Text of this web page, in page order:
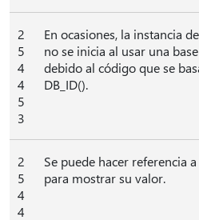
2
5
4
4
5
3
En ocasiones, la instancia
no se inicia al usar una
debido al código que se
DB_ID().
2
5
4
4
Se puede hacer referencia
para mostrar su valor.